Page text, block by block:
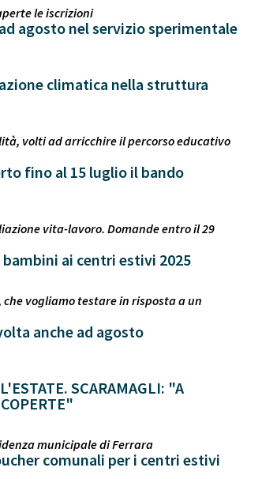
le iscrizioni
agosto nel servizio sperimentale
climatica nella struttura
volti ad arricchire il percorso educativo
fino al 15 luglio il bando
vita-lavoro. Domande entro il 29
ai centri estivi 2025
che vogliamo testare in risposta a un
anche ad agosto
SCARAMAGLI: "A
municipale di Ferrara
comunali per i centri estivi